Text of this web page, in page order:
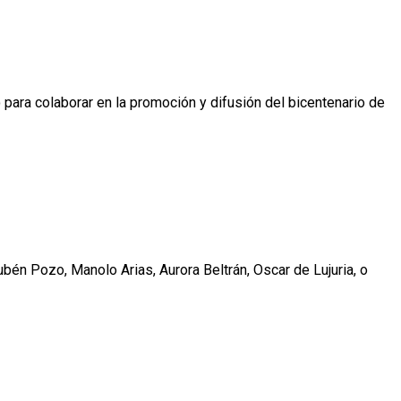
colaborar en la promoción y difusión del bicentenario de
Pozo, Manolo Arias, Aurora Beltrán, Oscar de Lujuria, o